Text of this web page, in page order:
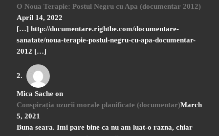
O Noua Terapie: Postul Negru cu Apa (documentar 2012)
April 14, 2022
[…] http://documentare.rightbe.com/documentare-
sanatate/noua-terapie-postul-negru-cu-apa-documentar-
2012 […]
Mica Sache on
Conspirația uzurii morale planificate (documentar)March
5, 2021
Buna seara. Imi pare bine ca nu am luat-o razna, chiar